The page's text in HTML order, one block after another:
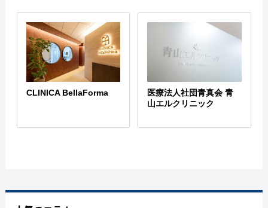
CLINICA BellaForma
医療法人社団青真会 青
山エルクリニック